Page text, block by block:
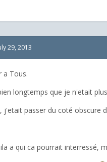
29, 2013
a Tous.
longtemps que je n'etait
j'etait passer du coté obscure
a qui ca pourrait interressé,